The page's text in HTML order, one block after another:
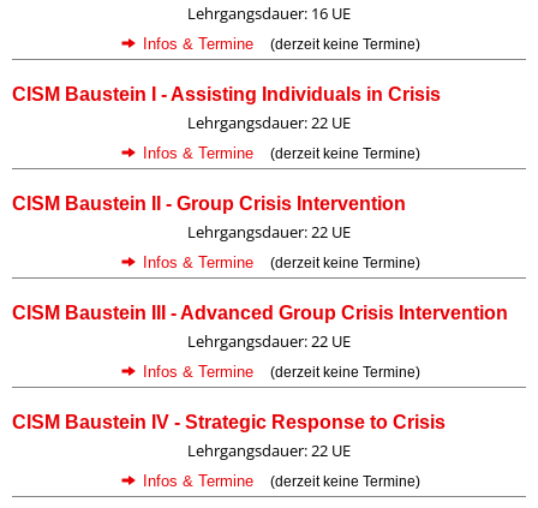
Lehrgangsdauer: 16 UE
Infos & Termine (derzeit keine Termine)
CISM Baustein I - Assisting Individuals in Crisis
Lehrgangsdauer: 22 UE
Infos & Termine (derzeit keine Termine)
CISM Baustein II - Group Crisis Intervention
Lehrgangsdauer: 22 UE
Infos & Termine (derzeit keine Termine)
CISM Baustein III - Advanced Group Crisis Intervention
Lehrgangsdauer: 22 UE
Infos & Termine (derzeit keine Termine)
CISM Baustein IV - Strategic Response to Crisis
Lehrgangsdauer: 22 UE
Infos & Termine (derzeit keine Termine)